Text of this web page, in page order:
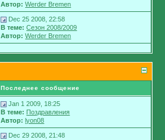
Автор: Werder Bremen
Dec 25 2008, 22:58
В теме: Сезон 2008/2009
Автор: Werder Bremen
Последнее сообщение
Jan 1 2009, 18:25
В теме: Поздравления
Автор: lyon08
Dec 29 2008, 21:48